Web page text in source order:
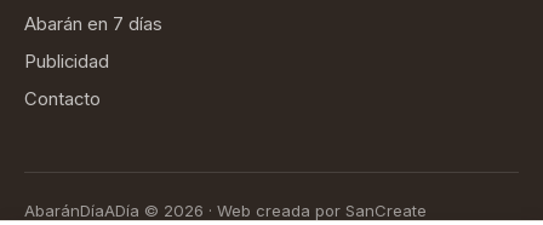
Abarán en 7 días
Publicidad
Contacto
AbaránDíaADía © 2026 · Web creada por SanCreate